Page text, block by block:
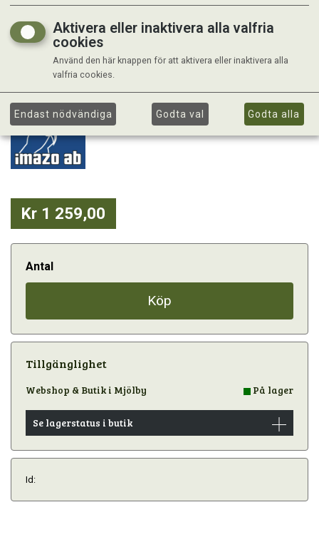
Kr 1 259,00
Antal
Köp
Tillgänglighet
Webshop & Butik i Mjölby På lager
Se lagerstatus i butik
Id:
Aktivera eller inaktivera alla valfria
cookies
Använd den här knappen för att aktivera eller inaktivera alla
valfria cookies.
Endast nödvändiga Godta val Godta alla